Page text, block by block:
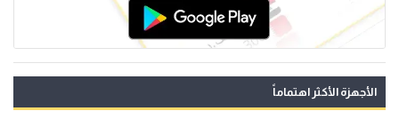
الأجهزة الأكثر اهتماماً